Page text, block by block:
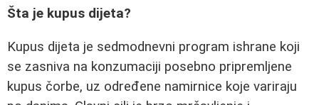
Šta je kupus dijeta?
Kupus dijeta je sedmodnevni program ishrane koji
se zasniva na konzumaciji posebno pripremljene
kupus čorbe, uz određene namirnice koje variraju